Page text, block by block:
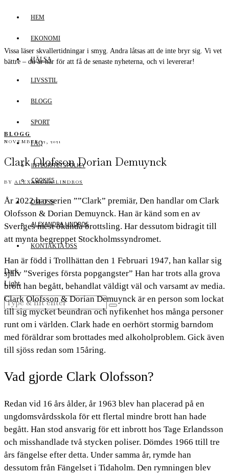
HEM
EKONOMI
HÄLSA
LIVSSTIL
BLOGG
SPORT
FAQ
INTEGRITETSPOLICY
COOKIES
OM OSS
ALEXANDRA LINDROS
KONTAKTA OSS
Dark
Light
Vissa läser skvallertidningar i smyg. Andra låtsas att de inte bryr sig. Vi vet
bättre – du är här för att få de senaste nyheterna, och vi levererar!
BLOGG
NOVEMBER 22, 2021
Clark Olofsson Dorian Demuynck
BY ALEXANDRA LINDROS
År 2022 har serien ””Clark” premiär, Den handlar om Clark
Olofsson & Dorian Demuynck. Han är känd som en av
Sveriges mest ökända brottsling. Har dessutom bidragit till
att mynta begreppet Stockholmssyndromet.
Han är född i Trollhättan den 1 Februari 1947, han kallar sig
själv ”Sveriges första popgangster” Han har trots alla grova
brott han begått, behandlat väldigt väl och varsamt av media.
Clark Olofsson & Dorian Demuynck är en person som lockat
till sig mycket beundran och nyfikenhet hos många personer
runt om i världen. Clark hade en oerhört stormig barndom
med föräldrar som brottades med alkoholproblem. Gick även
till sjöss redan som 15åring.
Vad gjorde Clark Olofsson?
Redan vid 16 års ålder, år 1963 blev han placerad på en
ungdomsvårdsskola för ett flertal mindre brott han hade
begått. Han stod ansvarig för ett inbrott hos Tage Erlandsson
och misshandlade två stycken poliser. Dömdes 1966 ttill tre
års fängelse efter detta. Under samma år, rymde han
dessutom från Fängelset i Tidaholm. Den rymningen blev